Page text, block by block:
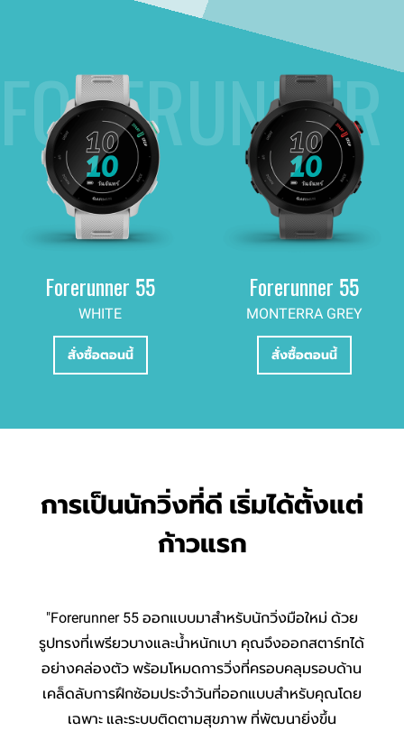
Forerunner 55
WHITE
สั่งซื้อตอนนี้
Forerunner 55
MONTERRA GREY
สั่งซื้อตอนนี้
การเป็นนักวิ่งที่ดี เริ่มได้ตั้งแต่
ก้าวแรก
"Forerunner 55 ออกแบบมาสำหรับนักวิ่งมือใหม่ ด้วย
รูปทรงที่เพรียวบางและน้ำหนักเบา คุณจึงออกสตาร์ทได้
อย่างคล่องตัว พร้อมโหมดการวิ่งที่ครอบคลุมรอบด้าน
เคล็ดลับการฝึกซ้อมประจำวันที่ออกแบบสำหรับคุณโดย
เฉพาะ และระบบติดตามสุขภาพ ที่พัฒนายิ่งขึ้น